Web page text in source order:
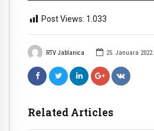
RTV Jablanica 25. Januara 2022.
Related Articles
Post Views: 1.033